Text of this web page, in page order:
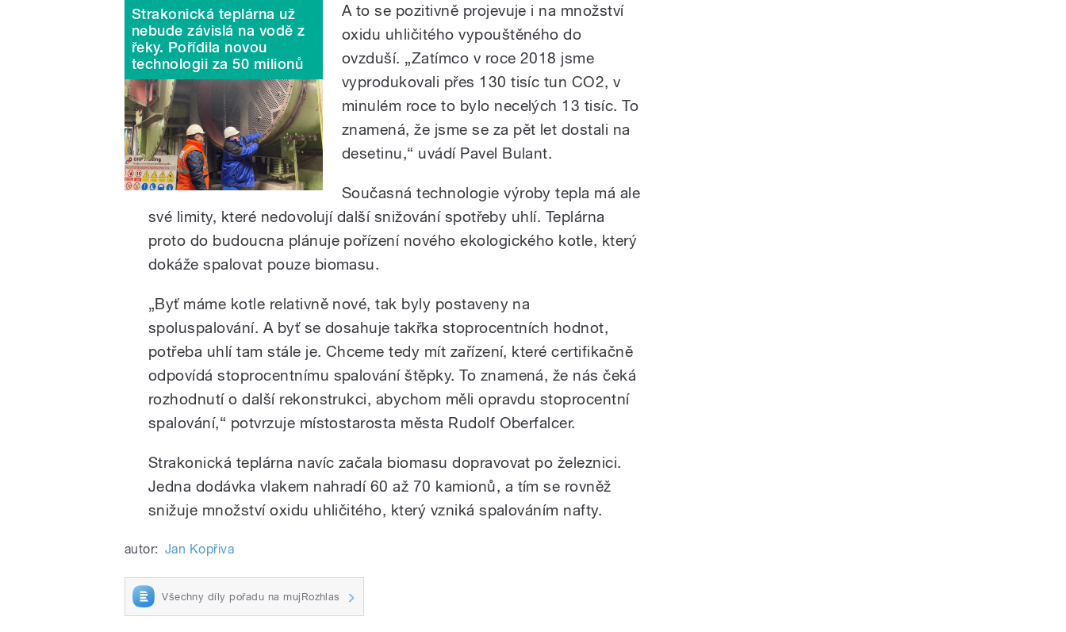
Strakonická teplárna už
nebude závislá na vodě z
řeky. Pořídila novou
technologii za 50 milionů
A to se pozitivně projevuje i na množství
oxidu uhličitého vypouštěného do
ovzduší. „Zatímco v roce 2018 jsme
vyprodukovali přes 130 tisíc tun CO2, v
minulém roce to bylo necelých 13 tisíc. To
znamená, že jsme se za pět let dostali na
desetinu,“ uvádí Pavel Bulant.
Současná technologie výroby tepla má ale
své limity, které nedovolují další snižování spotřeby uhlí. Teplárna
proto do budoucna plánuje pořízení nového ekologického kotle, který
dokáže spalovat pouze biomasu.
„Byť máme kotle relativně nové, tak byly postaveny na
spoluspalování. A byť se dosahuje takřka stoprocentních hodnot,
potřeba uhlí tam stále je. Chceme tedy mít zařízení, které certifikačně
odpovídá stoprocentnímu spalování štěpky. To znamená, že nás čeká
rozhodnutí o další rekonstrukci, abychom měli opravdu stoprocentní
spalování,“ potvrzuje místostarosta města Rudolf Oberfalcer.
Strakonická teplárna navíc začala biomasu dopravovat po železnici.
Jedna dodávka vlakem nahradí 60 až 70 kamionů, a tím se rovněž
snižuje množství oxidu uhličitého, který vzniká spalováním nafty.
autor: Jan Kopřiva
Všechny díly pořadu na mujRozhlas